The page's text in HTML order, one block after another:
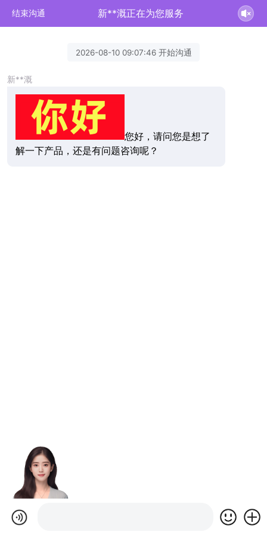
结束沟通 新**溉正在为您服务
2026-08-10 09:07:46 开始沟通
新**溉
您好，请问您是想了
解一下产品，还是有问题咨询呢？